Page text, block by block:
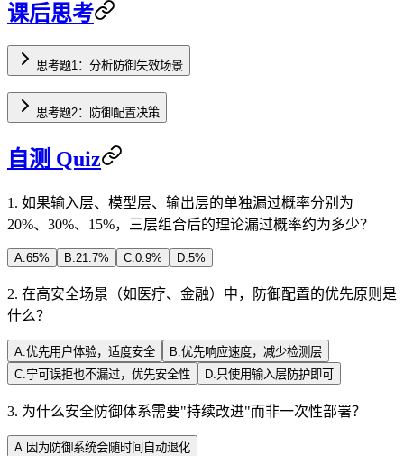
课后思考
思考题1：分析防御失效场景
思考题2：防御配置决策
自测 Quiz
1 . 如果输入层、模型层、输出层的单独漏过概率分别为
20%、30%、15%，三层组合后的理论漏过概率约为多少？
A.65% B.21.7% C.0.9% D.5%
2. 在高安全场景（如医疗、金融）中，防御配置的优先原则是
什么？
A.优先用户体验，适度安全 B.优先响应速度，减少检测层
C.宁可误拒也不漏过，优先安全性 D. 只使用输入层防护即可
3. 为什么安全防御体系需要"持续改进"而非一次性部署？
A. 因为防御系统会随时间自动退化